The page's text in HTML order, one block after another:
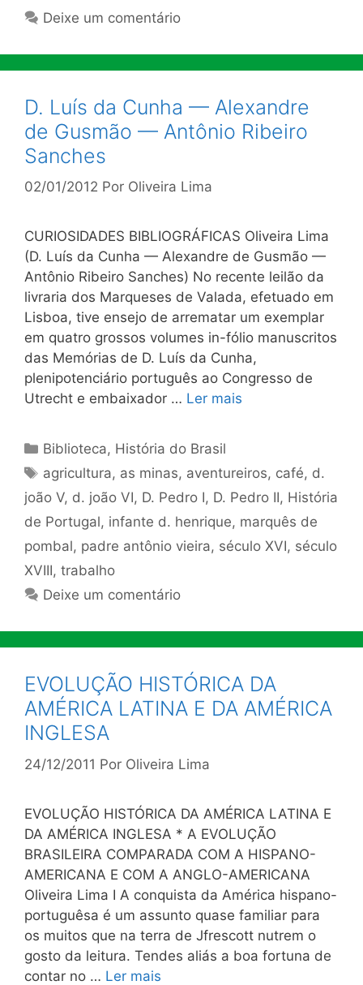
Deixe um comentário
D. Luís da Cunha — Alexandre
de Gusmão — Antônio Ribeiro
Sanches
02/01/2012 Por Oliveira Lima
CURIOSIDADES BIBLIOGRÁFICAS Oliveira Lima
(D. Luís da Cunha — Alexandre de Gusmão —
Antônio Ribeiro Sanches) No recente leilão da
livraria dos Marqueses de Valada, efetuado em
Lisboa, tive ensejo de arrematar um exemplar
em quatro grossos volumes in-fólio manuscritos
das Memórias de D. Luís da Cunha,
plenipotenciário português ao Congresso de
Utrecht e embaixador … Ler mais
Categorias
Biblioteca, História do Brasil
Tags
agricultura, as minas, aventureiros, café, d.
joão V, d. joão VI, D. Pedro I, D. Pedro II, História
de Portugal, infante d. henrique, marquês de
pombal, padre antônio vieira, século XVI, século
XVIII, trabalho
Deixe um comentário
EVOLUÇÃO HISTÓRICA DA
AMÉRICA LATINA E DA AMÉRICA
INGLESA
24/12/2011 Por Oliveira Lima
EVOLUÇÃO HISTÓRICA DA AMÉRICA LATINA E
DA AMÉRICA INGLESA * A EVOLUÇÃO
BRASILEIRA COMPARADA COM A HISPANO-
AMERICANA E COM A ANGLO-AMERICANA
Oliveira Lima I A conquista da América hispano-
portuguêsa é um assunto quase familiar para
os muitos que na terra de Jfrescott nutrem o
gosto da leitura. Tendes aliás a boa fortuna de
contar no … Ler mais